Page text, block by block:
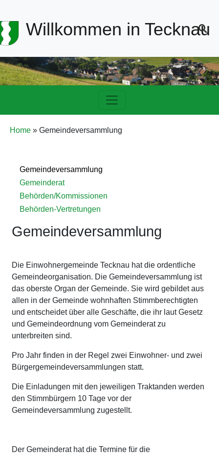
Navigation
Willkommen in Tecknau
Pfadnavigation
Home Gemeindeversammlung
Detailnavigation
Politik
Gemeindeversammlung
Gemeinderat
Behörden/Kommissionen
Behörden-Vertretungen
Gemeindeversammlung
Die Einwohnergemeinde Tecknau hat die ordentliche
Gemeindeorganisation. Die Gemeindeversammlung ist
das oberste Organ der Gemeinde. Sie wird gebildet aus
allen in der Gemeinde wohnhaften Stimmberechtigten
und entscheidet über alle Geschäfte, die ihr laut Gesetz
und Gemeindeordnung vom Gemeinderat zu
unterbreiten sind.
Pro Jahr finden in der Regel zwei Einwohner- und zwei
Bürgergemeindeversammlungen statt.
Die Einladungen mit den jeweiligen Traktanden werden
den Stimmbürgern 10 Tage vor der
Gemeindeversammlung zugestellt.
Der Gemeinderat hat die Termine für die